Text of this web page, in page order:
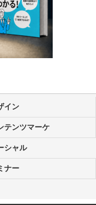
イン
テンツマーケ
シャル
ナー